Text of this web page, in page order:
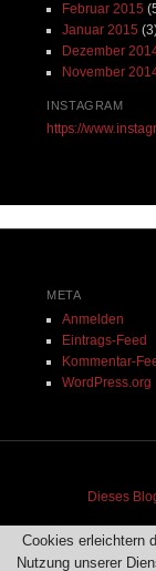
Februar 2015
Januar 2015
Dezember
November
INSTAGRAM
https://
META
Anmelden
Eintrags-Feed
Kommentar-
WordPress.org
Dieses
Cookies erleichtern
Nutzung unserer